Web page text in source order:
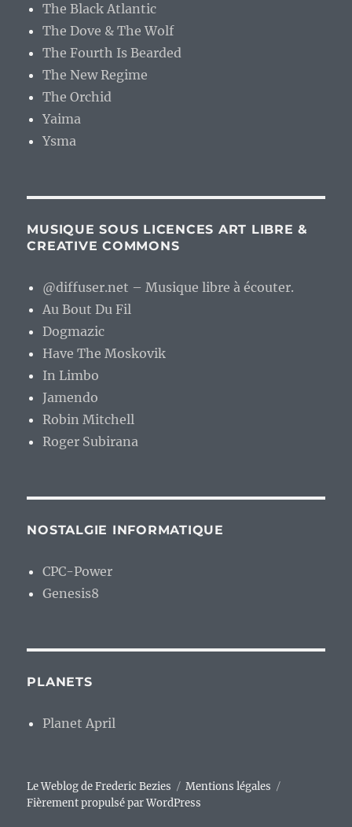
The Black Atlantic
The Dove & The Wolf
The Fourth Is Bearded
The New Regime
The Orchid
Yaima
Ysma
MUSIQUE SOUS LICENCES ART LIBRE &
CREATIVE COMMONS
@diffuser.net – Musique libre à écouter.
Au Bout Du Fil
Dogmazic
Have The Moskovik
In Limbo
Jamendo
Robin Mitchell
Roger Subirana
NOSTALGIE INFORMATIQUE
CPC-Power
Genesis8
PLANETS
Planet April
Le Weblog de Frederic Bezies
Mentions légales
Fièrement propulsé par WordPress